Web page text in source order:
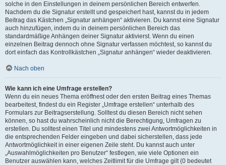
solche in den Einstellungen in deinem persönlichen Bereich entwerfen.
Nachdem du die Signatur erstellt und gespeichert hast, kannst du in jedem
Beitrag das Kästchen „Signatur anhängen“ aktivieren. Du kannst eine Signatur
auch hinzufügen, indem du in deinem persönlichen Bereich das
standardmäßige Anhängen deiner Signatur aktivierst. Wenn du einen
einzelnen Beitrag dennoch ohne Signatur verfassen möchtest, so kannst du
dort einfach das Kontrollkästchen „Signatur anhängen“ wieder deaktivieren.
Nach oben
Wie kann ich eine Umfrage erstellen?
Wenn du ein neues Thema eröffnest oder den ersten Beitrag eines Themas
bearbeitest, findest du ein Register „Umfrage erstellen“ unterhalb des
Formulars zur Beitragserstellung. Solltest du diesen Bereich nicht sehen
können, so hast du wahrscheinlich nicht die Berechtigung, Umfragen zu
erstellen. Du solltest einen Titel und mindestens zwei Antwortmöglichkeiten in
die entsprechenden Felder eingeben und dabei sicherstellen, dass jede
Antwortmöglichkeit in einer eigenen Zeile steht. Du kannst auch unter
„Auswahlmöglichkeiten pro Benutzer“ festlegen, wie viele Optionen ein
Benutzer auswählen kann, welches Zeitlimit für die Umfrage gilt (0 bedeutet